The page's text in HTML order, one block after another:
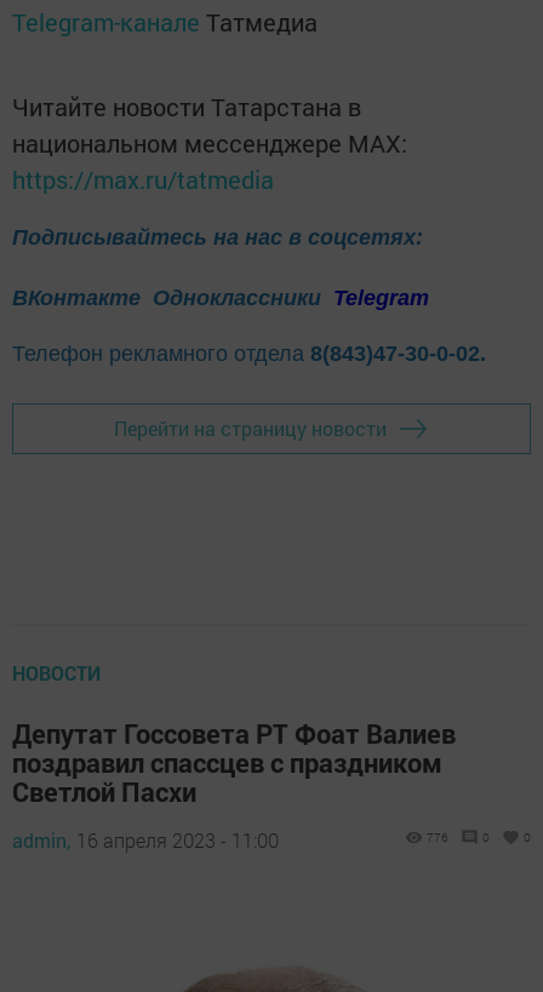
Telegram-канале Татмедиа
Читайте новости Татарстана в
национальном мессенджере MАХ:
https://max.ru/tatmedia
Подписывайтесь на нас в соцсетях:
ВКонтакте Одноклассники Telegram
Телефон рекламного отдела 8(843)47-30-0-02.
Перейти на страницу новости
НОВОСТИ
Депутат Госсовета РТ Фоат Валиев
поздравил спассцев с праздником
Светлой Пасхи
admin, 16 апреля 2023 - 11:00 776 0 0